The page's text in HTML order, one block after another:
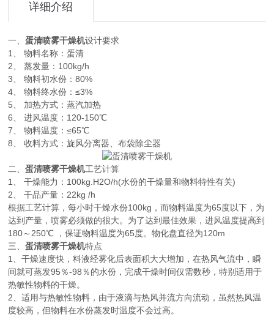
详细介绍
一、蛋清喷雾干燥机设计要求
1、 物料名称：蛋清
2、 蒸发量：100kg/h
3、 物料初水份：80%
4、 物料终水份：≤3%
5、 加热方式：蒸汽加热
6、 进风温度：120-150℃
7、 物料温度：≤65℃
8、 收料方式：旋风分离器、布袋除尘器
二、蛋清喷雾干燥机工艺计算
1、 干燥能力：100kg.H2O/h(水份的干燥量和物料特性有关)
2、 干品产量：22kg /h
根据工艺计算，每小时干燥水份100kg，而物料温度为65度以下，为
达到产量，喷雾必须做的很大。为了达到最佳效果，进风温度提高到
180～250℃ ，保证物料温度为65度。物化盘直径为120m
三、蛋清喷雾干燥机特点
1、干燥速度快，料液经雾化后表面积大大增加，在热风气流中，瞬
间就可蒸发95％-98％的水份，完成干燥时间仅需数秒，特别适用于
热敏性物料的干燥。
2、适用与热敏性物料，由于液滴与热风并流方向流动，虽然热风温
度较高，但物料在水份蒸发时温度不会过高。